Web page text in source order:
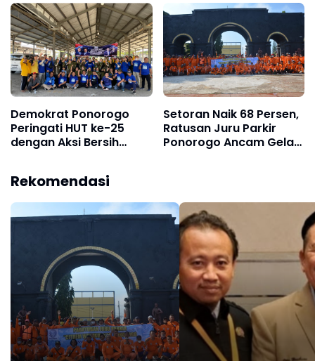
Kekayaan Menurun
Selama Menjabat
Pengganti Rp6,7 Miliar
Demokrat Ponorogo
Peringati HUT ke-25
dengan Aksi Bersih
Setoran Naik 68 Persen,
Ratusan Juru Parkir
Ponorogo Ancam Gelar
Rekomendasi